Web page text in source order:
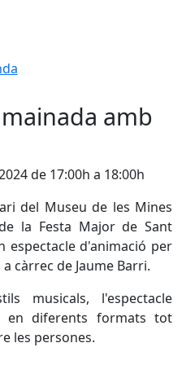
amb
de 17:00h a 18:00h
del Museu de les Mines
la Festa Major de Sant
espectacle d'animació per
càrrec de Jaume Barri.
musicals, l'espectacle
en diferents formats tot
les persones.